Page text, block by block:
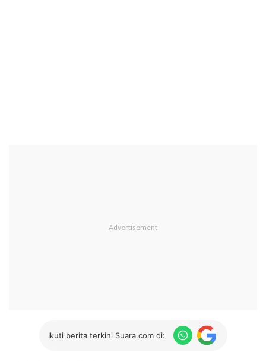
Ikuti berita terkini Suara.com di: